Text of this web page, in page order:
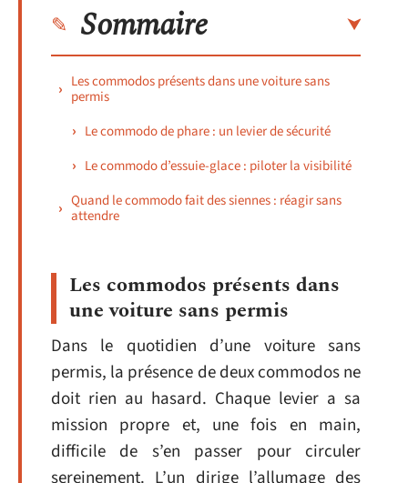
Sommaire
Les commodos présents dans une voiture sans
permis
Le commodo de phare : un levier de sécurité
Le commodo d’essuie-glace : piloter la visibilité
Quand le commodo fait des siennes : réagir sans
attendre
Les commodos présents dans
une voiture sans permis
Dans le quotidien d’une voiture sans
permis, la présence de deux commodos ne
doit rien au hasard. Chaque levier a sa
mission propre et, une fois en main,
difficile de s’en passer pour circuler
sereinement. L’un dirige l’allumage des